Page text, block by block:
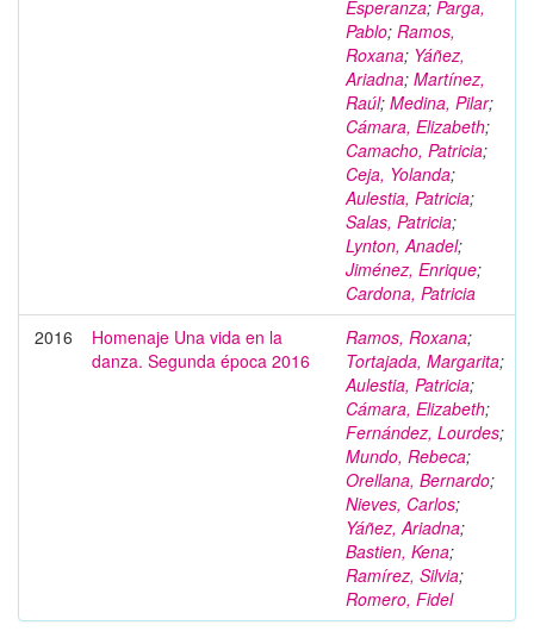
Esperanza; Parga,
Pablo; Ramos,
Roxana; Yáñez,
Ariadna; Martínez,
Raúl; Medina, Pilar;
Cámara, Elizabeth;
Camacho, Patricia;
Ceja, Yolanda;
Aulestia, Patricia;
Salas, Patricia;
Lynton, Anadel;
Jiménez, Enrique;
Cardona, Patricia
2016
Homenaje Una vida en la
danza. Segunda época 2016
Ramos, Roxana;
Tortajada, Margarita;
Aulestia, Patricia;
Cámara, Elizabeth;
Fernández, Lourdes;
Mundo, Rebeca;
Orellana, Bernardo;
Nieves, Carlos;
Yáñez, Ariadna;
Bastien, Kena;
Ramírez, Silvia;
Romero, Fidel